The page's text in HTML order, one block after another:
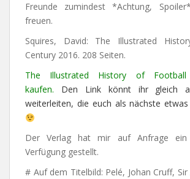
Freunde zumindest *Achtung,
freuen.
Squires, David: The Illustrated
Century 2016. 208 Seiten.
The Illustrated History of
kaufen.
Den Link könnt ihr gleich
weiterleiten, die euch als nächste
Der Verlag hat mir auf Anfrage ein
Verfügung gestellt.
# Auf dem Titelbild: Pelé, Johan Cruff,